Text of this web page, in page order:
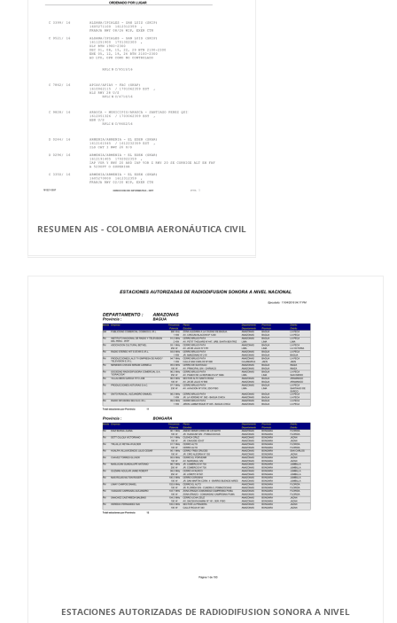
RESUMEN AIS - COLOMBIA AERONÁUTICA CIVIL
ESTACIONES AUTORIZADAS DE RADIODIFUSION SONORA A NIVEL